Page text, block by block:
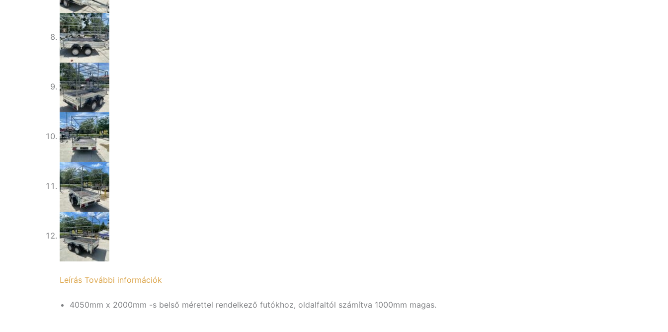
Leírás További információk
4050mm x 2000mm -s belső mérettel rendelkező futókhoz, oldalfaltól számítva 1000mm magas.